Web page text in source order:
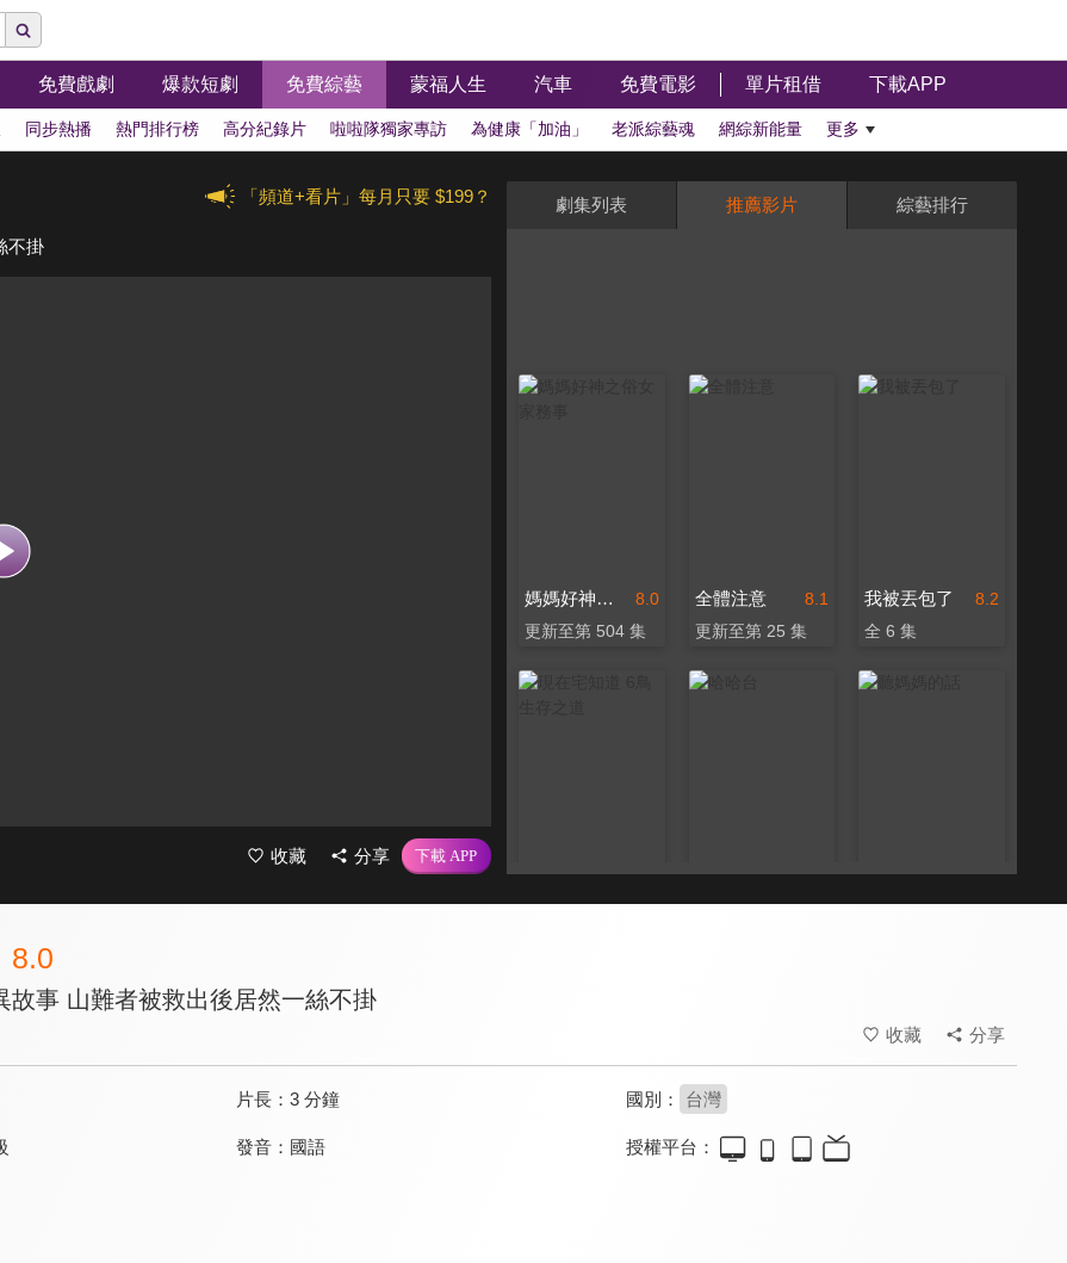
免費戲劇 爆款短劇 免費綜藝 蒙福人生 汽車 免費電影 單片租借 下載APP
同步熱播 熱門排行榜 高分紀錄片 啦啦隊獨家專訪 為健康「加油」 老派綜藝魂 網綜新能量 更多
「頻道+看片」每月只要 $199？
不掛
收藏 分享
劇集列表 推薦影片 綜藝排行
8.0
媽媽好神之俗女家務事
更新至第 504 集
8.1
全體注意
更新至第 25 集
8.2
我被丟包了
全 6 集
8.0
故事 山難者被救出後居然一絲不掛
收藏 分享
片長： 3 分鐘 國別： 台灣
發音： 國語 授權平台：